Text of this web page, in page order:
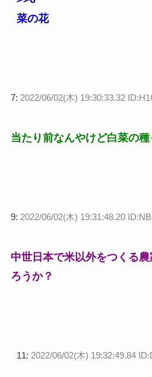
菜の花
7: 2022/06/02(木) 19:30:33.32
当たり前なんやけど白菜の
9: 2022/06/02(木) 19:31:48.20
中世日本で米以外をつくる
ろうか？
11: 2022/06/02(木) 19:32:49.84